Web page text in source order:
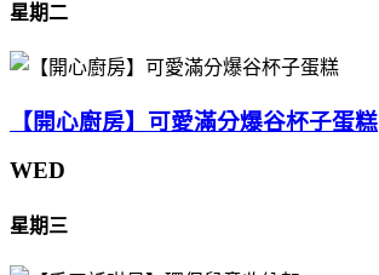
星期二
【開心廚房】可愛滿分爆谷杯子蛋糕
WED
星期三